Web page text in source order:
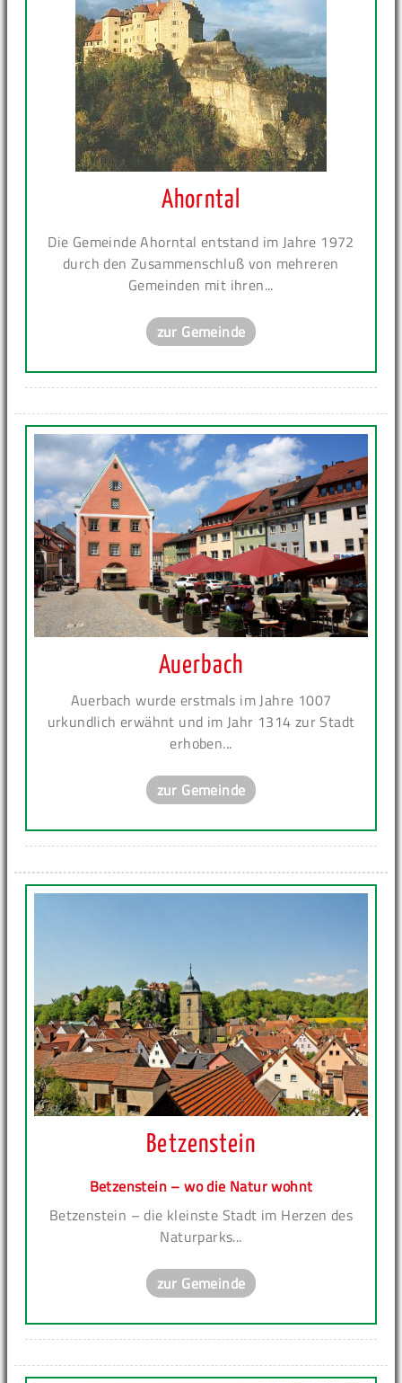
Ahorntal
Die Gemeinde Ahorntal entstand im Jahre 1972
durch den Zusammenschluß von mehreren
Gemeinden mit ihren...
zur Gemeinde
Auerbach
Auerbach wurde erstmals im Jahre 1007
urkundlich erwähnt und im Jahr 1314 zur Stadt
erhoben...
zur Gemeinde
Betzenstein
Betzenstein – wo die Natur wohnt
Betzenstein – die kleinste Stadt im Herzen des
Naturparks...
zur Gemeinde